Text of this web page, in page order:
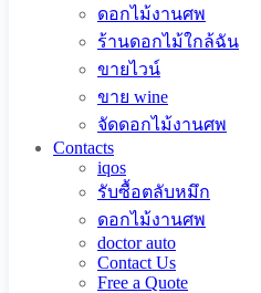
ดอกไม้งานศพ
ร้านดอกไม้ใกล้ฉัน
ขายไวน์
ขาย wine
จัดดอกไม้งานศพ
Contacts
iqos
รับซื้อตลับหมึก
ดอกไม้งานศพ
doctor auto
Contact Us
Free a Quote